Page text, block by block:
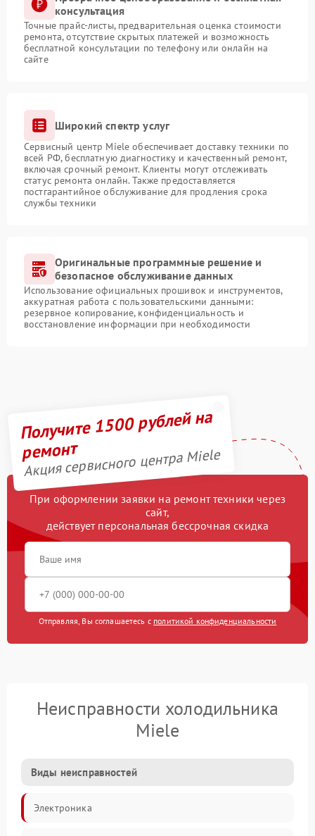
консультация
Точные прайс-листы, предварительная оценка стоимости
ремонта, отсутствие скрытых платежей и возможность
бесплатной консультации по телефону или онлайн на
сайте
Широкий спектр услуг
Сервисный центр Miele обеспечивает доставку техники по
всей РФ, бесплатную диагностику и качественный ремонт,
включая срочный ремонт. Клиенты могут отслеживать
статус ремонта онлайн. Также предоставляется
постгарантийное обслуживание для продления срока
службы техники
Оригинальные программные решение и
безопасное обслуживание данных
Использование официальных прошивок и инструментов,
аккуратная работа с пользовательскими данными:
резервное копирование, конфиденциальность и
восстановление информации при необходимости
Получите 1500 рублей на
ремонт
Акция сервисного центра Miele
При оформлении заявки на ремонт техники через
сайт,
действует персональная бессрочная скидка
Отправляя, Вы соглашаетесь с политикой конфиденциальности
Неисправности холодильника
Miele
Виды неисправностей
Электроника